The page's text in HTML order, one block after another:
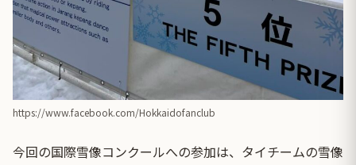
https://www.facebook.com/Hokkaidofanclub
今回の国際雪像コンクールへの参加は、タイチームの雪像